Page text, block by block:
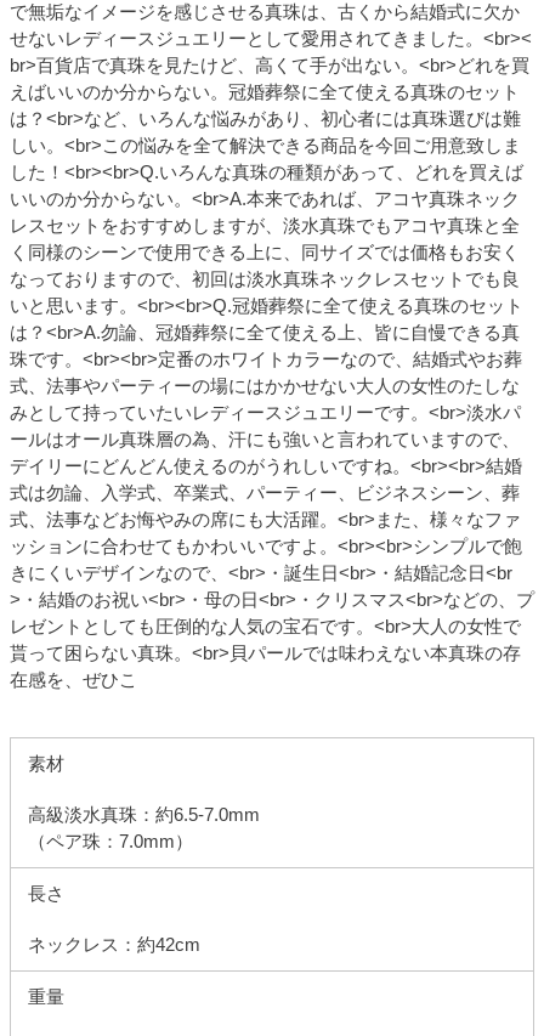
で無垢なイメージを感じさせる真珠は、古くから結婚式に欠か
せないレディースジュエリーとして愛用されてきました。<br><
br>百貨店で真珠を見たけど、高くて手が出ない。<br>どれを買
えばいいのか分からない。冠婚葬祭に全て使える真珠のセット
は？<br>など、いろんな悩みがあり、初心者には真珠選びは難
しい。<br>この悩みを全て解決できる商品を今回ご用意致しま
した！<br><br>Q.いろんな真珠の種類があって、どれを買えば
いいのか分からない。<br>A.本来であれば、アコヤ真珠ネック
レスセットをおすすめしますが、淡水真珠でもアコヤ真珠と全
く同様のシーンで使用できる上に、同サイズでは価格もお安く
なっておりますので、初回は淡水真珠ネックレスセットでも良
いと思います。<br><br>Q.冠婚葬祭に全て使える真珠のセット
は？<br>A.勿論、冠婚葬祭に全て使える上、皆に自慢できる真
珠です。<br><br>定番のホワイトカラーなので、結婚式やお葬
式、法事やパーティーの場にはかかせない大人の女性のたしな
みとして持っていたいレディースジュエリーです。<br>淡水パ
ールはオール真珠層の為、汗にも強いと言われていますので、
デイリーにどんどん使えるのがうれしいですね。<br><br>結婚
式は勿論、入学式、卒業式、パーティー、ビジネスシーン、葬
式、法事などお悔やみの席にも大活躍。<br>また、様々なファ
ッションに合わせてもかわいいですよ。<br><br>シンプルで飽
きにくいデザインなので、<br>・誕生日<br>・結婚記念日<br
>・結婚のお祝い<br>・母の日<br>・クリスマス<br>などの、プ
レゼントとしても圧倒的な人気の宝石です。<br>大人の女性で
貰って困らない真珠。<br>貝パールでは味わえない本真珠の存
在感を、ぜひこ
素材
高級淡水真珠：約6.5-7.0mm
（ペア珠：7.0mm）
長さ
ネックレス：約42cm
重量